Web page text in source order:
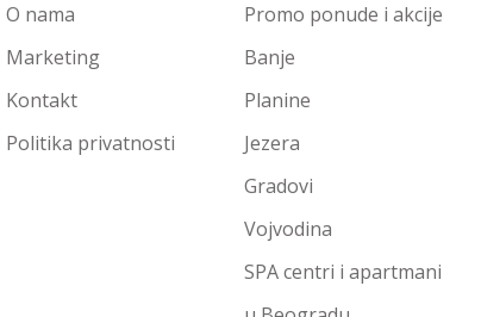
O nama
Marketing
Kontakt
Politika privatnosti
Promo ponude i akcije
Banje
Planine
Jezera
Gradovi
Vojvodina
SPA centri i apartmani